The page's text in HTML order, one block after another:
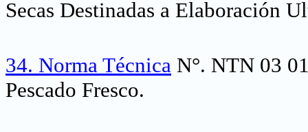
Secas Destinadas a Elaboración
34. Norma Técnica N°. NTN 03
Pescado Fresco.